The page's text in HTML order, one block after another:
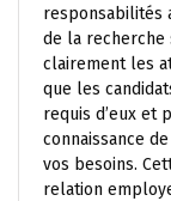
responsabilités
de la recherche
clairement les
que les
requis d’eux et
connaissance
vos besoins.
relation